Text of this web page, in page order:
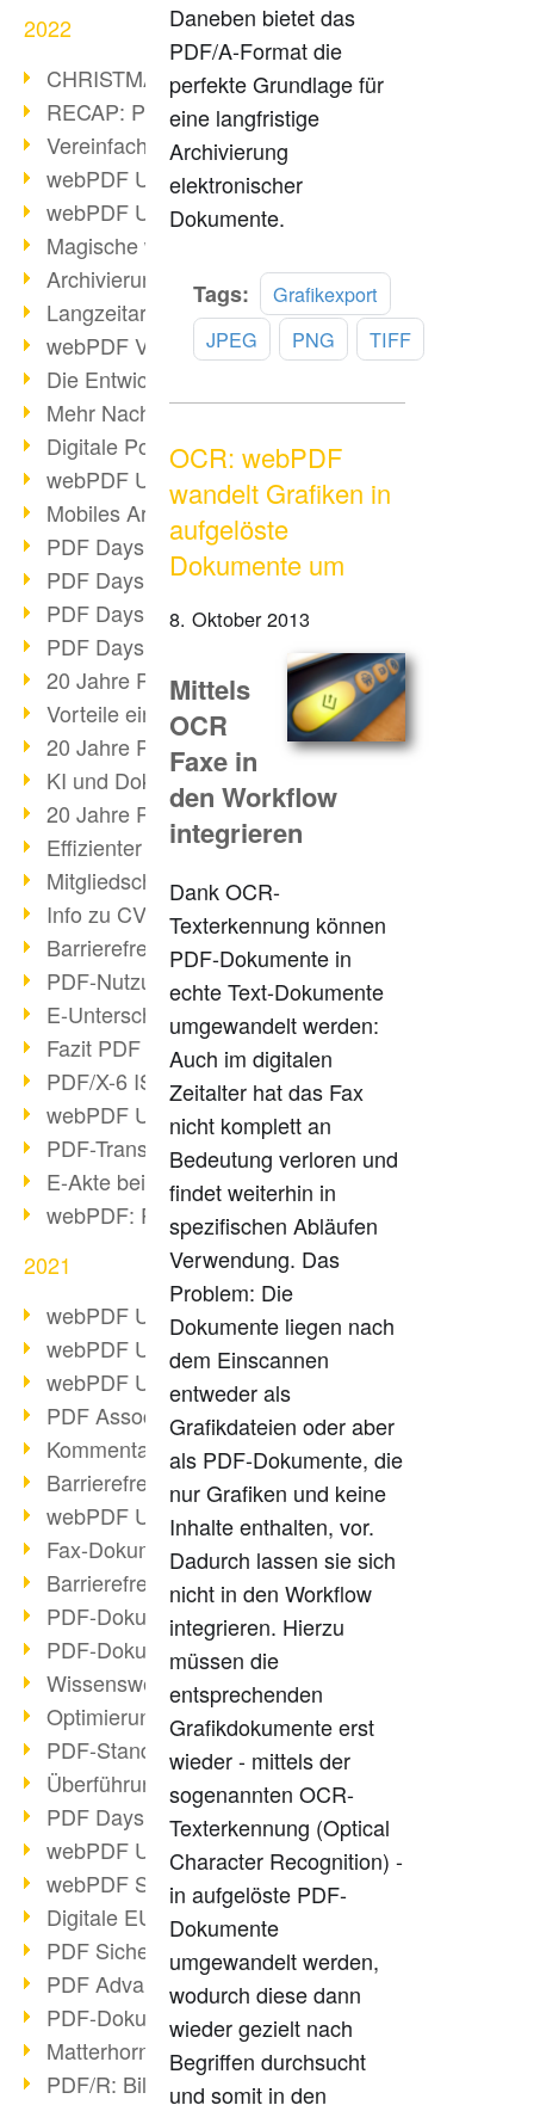
2022
CHRISTMAS 2022 loading
RECAP: PDF Days Europe 2022
Vereinfachung Personalprozesse
webPDF Update 8.0.0.2727
webPDF Update 9.0.0.2732
Magische webPDF Version 9
Archivierung: Aufbewahrungsfristen
Langzeitarchivierung mit PDF/A
webPDF Video - Behind the Scenes
Die Entwicklung von PDF/X
Mehr Nachhaltigkeit durch PDF
Digitale Post als PDF/A
webPDF Update 8.0.0.2531
Mobiles Arbeiten mit PDF
PDF Days 2022 Themenblock 3
PDF Days 2022 Themenblock 2
PDF Days 2022 Themenblock 1
PDF Days Europe 2022
20 Jahre PDF/X (Teil 3)
Vorteile einer PDF-Businesslösung
20 Jahre PDF/X (Teil 2)
KI und Dokumenten-Management
20 Jahre PDF/X (Teil 1)
Effizienter Dokumenten Workflow
Mitgliedschaft PDF Association
Info zu CVE-2022-22965
Barrierefreiheit mehr als Inklusion
PDF-Nutzung durch Pandemie
E-Unterschriften für Verwaltung
Fazit PDF Days 2021
PDF/X-6 ISO-Norm
webPDF Update 8.0.0.2393
PDF-Transparenz beim PDF-Format
E-Akte bei Behörden
webPDF: PDF-Anhänge verwalten
2021
webPDF Update 8.0.0.2376
webPDF Update 8.0.0.2374
webPDF Update 8.0.0.2372
PDF Association 2021 Entwicklungen
Kommentare im PDF einfügen
Barrierefreie PDF-Dokumente (3/3)
webPDF Update 8.0.0.2338
Fax-Dokumente in Workflow
Barrierefreie PDF-Dokumente (2/3)
PDF-Dokumente mit OCR optimieren
PDF-Dokumente barrierefrei?
Wissenswertes über E-Signatur
Optimierung des PDF-Formats
PDF-Standards im Überblick
Überführung PDF/A in Archivsystem
PDF Days Europe 2021
webPDF Update 8.0.0.2282
webPDF Statistik-Auswertungen
Digitale EU COVID-Zertifikate
PDF Sicherheitseinstellungen
PDF Advanced Electronic Signature
PDF-Dokumente neu organisieren
Matterhorn Protokoll 1.1 verfügbar
PDF/R: Bildformat der Zukunft
Daneben bietet das
PDF/A-Format die
perfekte Grundlage für
eine langfristige
Archivierung
elektronischer
Dokumente.
Tags:
Grafikexport
JPEG
PNG TIFF
OCR: webPDF
wandelt Grafiken in
aufgelöste
Dokumente um
8. Oktober 2013
Mittels
OCR
Faxe in
den Workflow
integrieren
Dank OCR-
Texterkennung können
PDF-Dokumente in
echte Text-Dokumente
umgewandelt werden:
Auch im digitalen
Zeitalter hat das Fax
nicht komplett an
Bedeutung verloren und
findet weiterhin in
spezifischen Abläufen
Verwendung. Das
Problem: Die
Dokumente liegen nach
dem Einscannen
entweder als
Grafikdateien oder aber
als PDF-Dokumente, die
nur Grafiken und keine
Inhalte enthalten, vor.
Dadurch lassen sie sich
nicht in den Workflow
integrieren. Hierzu
müssen die
entsprechenden
Grafikdokumente erst
wieder - mittels der
sogenannten OCR-
Texterkennung (Optical
Character Recognition) -
in aufgelöste PDF-
Dokumente
umgewandelt werden,
wodurch diese dann
wieder gezielt nach
Begriffen durchsucht
und somit in den